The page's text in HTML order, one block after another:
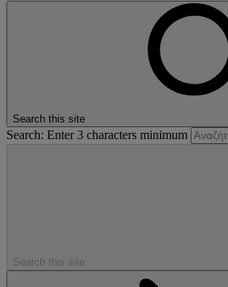
Search this site
Search: Enter 3 characters minimum
Search this site